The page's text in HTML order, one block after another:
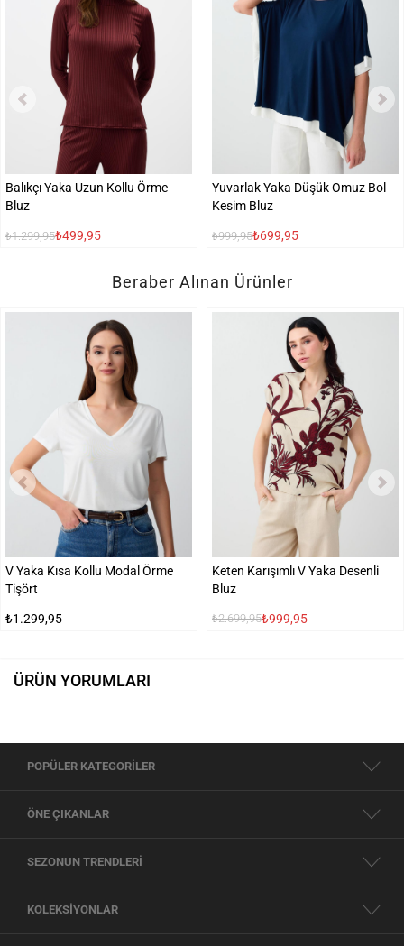
Balıkçı Yaka Uzun Kollu Örme
Bluz
₺1.299,95₺499,95
Yuvarlak Yaka Düşük Omuz Bol
Kesim Bluz
₺999,95₺699,95
Beraber Alınan Ürünler
V Yaka Kısa Kollu Modal Örme
Tişört
₺1.299,95
Keten Karışımlı V Yaka Desenli
Bluz
₺2.699,95₺999,95
ÜRÜN YORUMLARI
POPÜLER KATEGORİLER
ÖNE ÇIKANLAR
SEZONUN TRENDLERİ
KOLEKSİYONLAR